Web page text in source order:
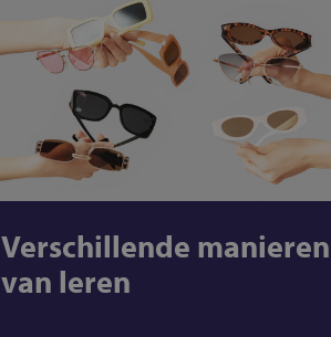
Verschillende manieren
van leren